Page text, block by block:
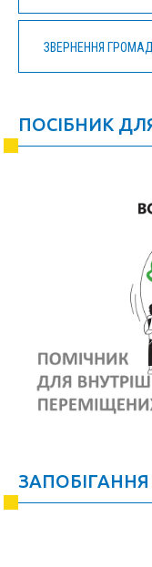
ЗВЕРНЕННЯ
ПОСІБНИК
ЗАПОБІГАННЯ